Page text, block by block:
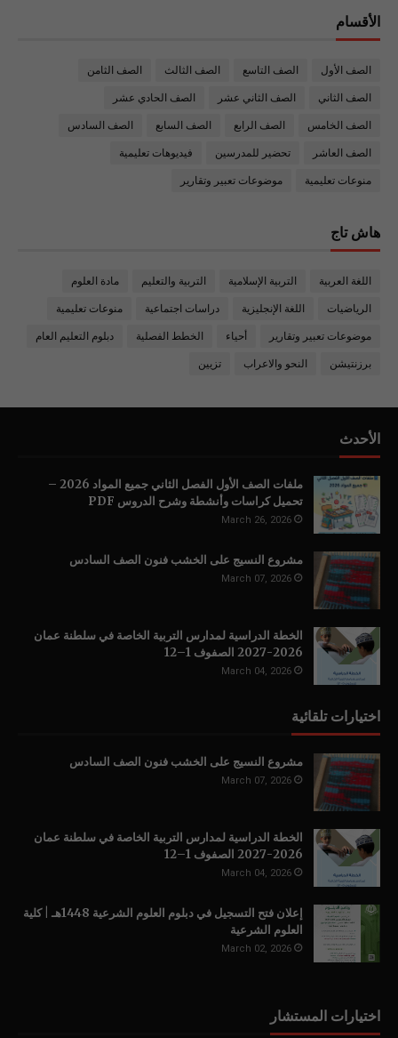
الأقسام
الصف الأول الصف التاسع الصف الثالث الصف الثامن
الصف الثاني الصف الثاني عشر الصف الحادي عشر
الصف الخامس الصف الرابع الصف السابع الصف السادس
الصف العاشر تحضير للمدرسين فيديوهات تعليمية
منوعات تعليمية موضوعات تعبير وتقارير
هاش تاج
اللغة العربية التربية الإسلامية التربية والتعليم مادة العلوم
الرياضيات اللغة الإنجليزية دراسات اجتماعية منوعات تعليمية
موضوعات تعبير وتقارير أحياء الخطط الفصلية دبلوم التعليم العام
برزنتيشن النحو والاعراب تزيين
الأحدث
ملفات الصف الأول الفصل الثاني جميع المواد 2026 –
تحميل كراسات وأنشطة وشرح الدروس PDF
March 26, 2026
مشروع النسيج على الخشب فنون الصف السادس
March 07, 2026
الخطة الدراسية لمدارس التربية الخاصة في سلطنة عمان
2026-2027 الصفوف 1–12
March 04, 2026
اختيارات تلقائية
مشروع النسيج على الخشب فنون الصف السادس
March 07, 2026
الخطة الدراسية لمدارس التربية الخاصة في سلطنة عمان
2026-2027 الصفوف 1–12
March 04, 2026
إعلان فتح التسجيل في دبلوم العلوم الشرعية 1448هـ | كلية
العلوم الشرعية
March 02, 2026
اختيارات المستشار